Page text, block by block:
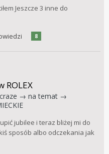
Jeszcze 3 inne do
8
ROLEX
→ na temat →
jubilee i teraz bliżej mi do
sposób albo odczekania jak